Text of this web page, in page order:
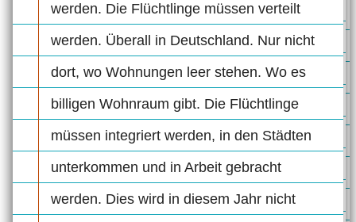
werden. Die Flüchtlinge müssen verteilt
werden. Überall in Deutschland. Nur nicht
dort, wo Wohnungen leer stehen. Wo es
billigen Wohnraum gibt. Die Flüchtlinge
müssen integriert werden, in den Städten
unterkommen und in Arbeit gebracht
werden. Dies wird in diesem Jahr nicht